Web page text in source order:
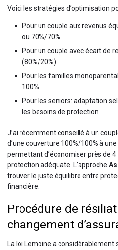
Voici les stratégies d’optimisation
Pour un couple aux revenus
ou 70%/70%
Pour un couple avec écart de
(80%/20%)
Pour les familles
100%
Pour les seniors: adaptation
les besoins de protection
J’ai récemment conseillé à un
d’une couverture 100%/100% à
permettant d’économiser près de
protection adéquate. L’approche
trouver le juste équilibre entre
financière.
Procédure de
changement
La loi Lemoine a considérablement